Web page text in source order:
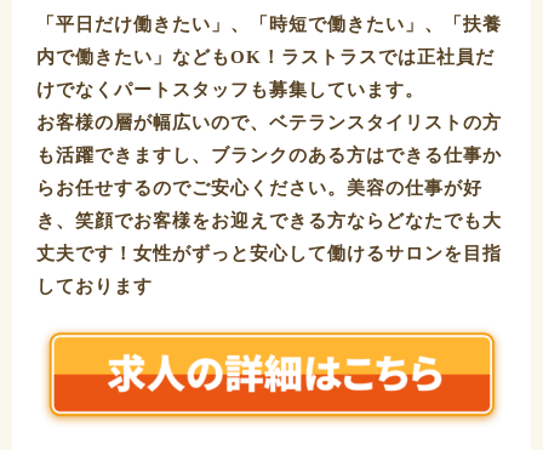
「平日だけ働きたい」、「時短で働きたい」、「扶養
内で働きたい」などもOK！ラストラスでは正社員だ
けでなくパートスタッフも募集しています。
お客様の層が幅広いので、ベテランスタイリストの方
も活躍できますし、ブランクのある方はできる仕事か
らお任せするのでご安心ください。美容の仕事が好
き、笑顔でお客様をお迎えできる方ならどなたでも大
丈夫です！女性がずっと安心して働けるサロンを目指
しております